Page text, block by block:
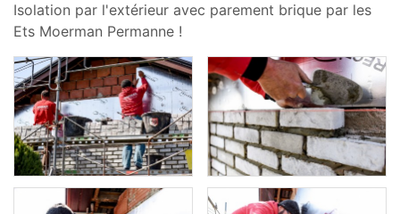
Isolation par l'extérieur avec parement brique par les
Ets Moerman Permanne !